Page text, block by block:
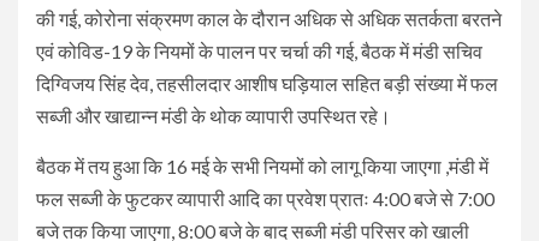
की गई, कोरोना संक्रमण काल के दौरान अधिक से अधिक सतर्कता बरतने
एवं कोविड-19 के नियमों के पालन पर चर्चा की गई, बैठक में मंडी सचिव
दिग्विजय सिंह देव, तहसीलदार आशीष घड़ियाल सहित बड़ी संख्या में फल
सब्जी और खाद्यान्न मंडी के थोक व्यापारी उपस्थित रहे।
बैठक में तय हुआ कि 16 मई के सभी नियमों को लागू किया जाएगा ,मंडी में
फल सब्जी के फुटकर व्यापारी आदि का प्रवेश प्रातः 4:00 बजे से 7:00
बजे तक किया जाएगा, 8:00 बजे के बाद सब्जी मंडी परिसर को खाली